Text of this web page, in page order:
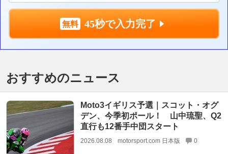
45秒で入力完了
おすすめのニュース
Moto3イギリス予選｜スコット・オグ
デン、今季初ポール！ 山中琉聖、Q2
直行も12番手中団スタート
2026.08.08 motorsport.com 日本版 0